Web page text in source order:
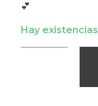
💕
Hay existencias